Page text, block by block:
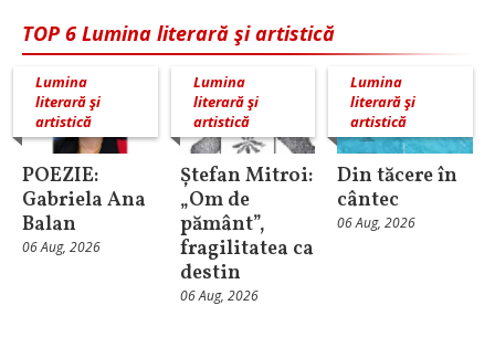
TOP 6 Lumina literară şi artistică
Lumina
literară şi
artistică
POEZIE:
Gabriela Ana
Balan
06 Aug, 2026
Lumina
literară şi
artistică
Ștefan Mitroi:
„Om de
pământ”,
fragilitatea ca
destin
06 Aug, 2026
Lumina
literară şi
artistică
Din tăcere în
cântec
06 Aug, 2026